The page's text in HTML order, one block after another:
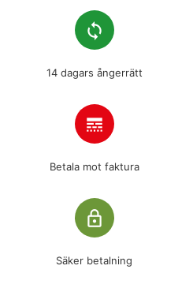
loop
14 dagars ångerrätt
line_style
Betala mot faktura
lock_outline
Säker betalning